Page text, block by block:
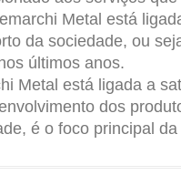
Metal está ligada
da sociedade, ou
últimos anos.
está ligada a
dos
é o foco principal